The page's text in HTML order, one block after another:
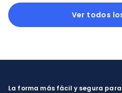
Ver todos
La forma más fácil y segura